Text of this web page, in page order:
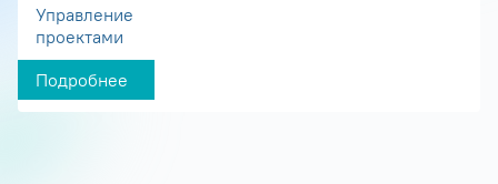
Управление
проектами
Подробнее